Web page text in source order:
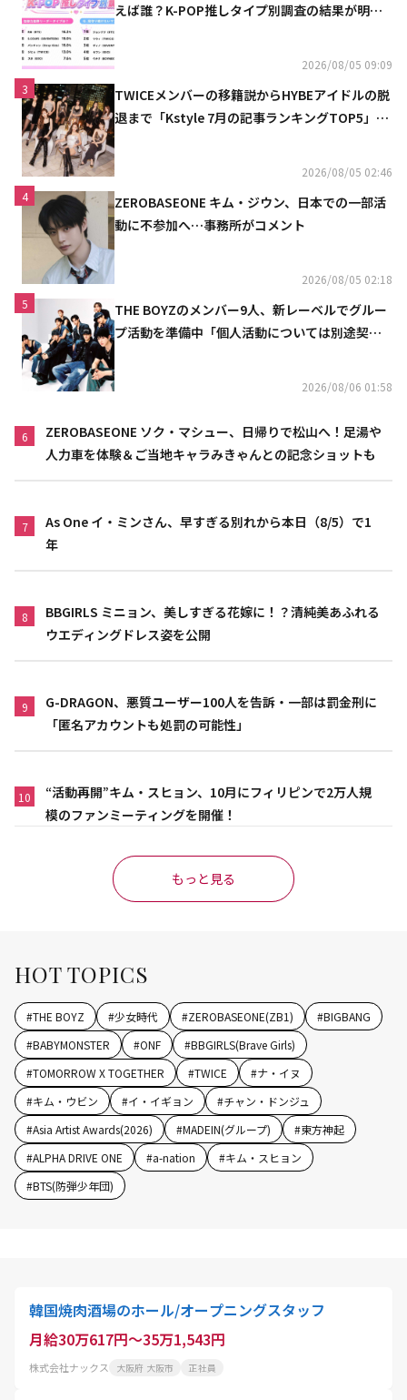
えば誰？K-POP推しタイプ別調査の結果が明ら
2026/08/05 09:09
3
TWICEメンバーの移籍説からHYBEアイドルの脱
退まで「Kstyle 7月の記事ランキングTOP5」を
2026/08/05 02:46
4
ZEROBASEONE キム・ジウン、日本での一部活
動に不参加へ…事務所がコメント
2026/08/05 02:18
5
THE BOYZのメンバー9人、新レーベルでグルー
プ活動を準備中「個人活動については別途契約
2026/08/06 01:58
6
ZEROBASEONE ソク・マシュー、日帰りで松山へ！足湯や
人力車を体験＆ご当地キャラみきゃんとの記念ショットも
7
As One イ・ミンさん、早すぎる別れから本日（8/5）で1
年
8
BBGIRLS ミニョン、美しすぎる花嫁に！？清純美あふれる
ウエディングドレス姿を公開
9
G-DRAGON、悪質ユーザー100人を告訴・一部は罰金刑に
「匿名アカウントも処罰の可能性」
10
“活動再開”キム・スヒョン、10月にフィリピンで2万人規
模のファンミーティングを開催！
もっと見る
HOT TOPICS
#THE BOYZ #少女時代 #ZEROBASEONE(ZB1) #BIGBANG
#BABYMONSTER #ONF #BBGIRLS(Brave Girls)
#TOMORROW X TOGETHER #TWICE #ナ・イヌ
#キム・ウビン #イ・イギョン #チャン・ドンジュ
#Asia Artist Awards(2026) #MADEIN(グループ) #東方神起
#ALPHA DRIVE ONE #a-nation #キム・スヒョン
#BTS(防弾少年団)
韓国焼肉酒場のホール/オープニングスタッフ
月給30万617円～35万1,543円
株式会社ナックス 大阪府 大阪市 正社員